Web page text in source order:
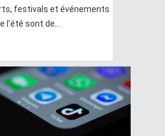
festivals et événements
l’été sont de...